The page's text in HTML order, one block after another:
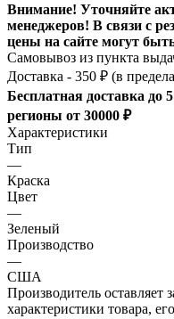
Внимание! Уточняйте
менеджеров! В связи с
цены на сайте могут
Самовывоз из пункта
Доставка - 350 ₽ (в
Бесплатная доставка до
регионы от 30000 ₽
Характеристики
Тип
—
Краска
Цвет
—
Зеленый
Производство
—
США
Производитель оставляет
характеристики товара,